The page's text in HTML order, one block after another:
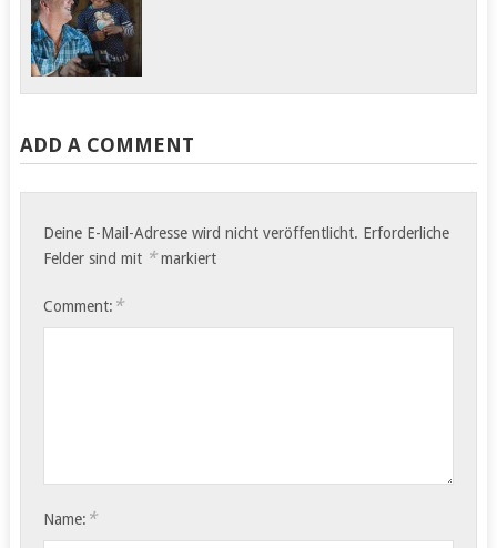
ADD A COMMENT
Deine E-Mail-Adresse wird nicht veröffentlicht. Erforderliche
Felder sind mit *markiert
Comment: *
Name: *